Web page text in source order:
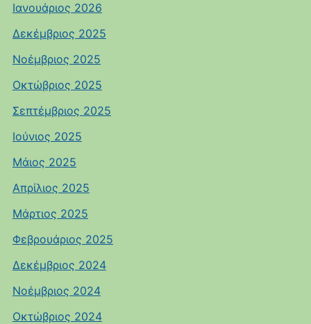
Ιανουάριος 2026
Δεκέμβριος 2025
Νοέμβριος 2025
Οκτώβριος 2025
Σεπτέμβριος 2025
Ιούνιος 2025
Μάιος 2025
Απρίλιος 2025
Μάρτιος 2025
Φεβρουάριος 2025
Δεκέμβριος 2024
Νοέμβριος 2024
Οκτώβριος 2024